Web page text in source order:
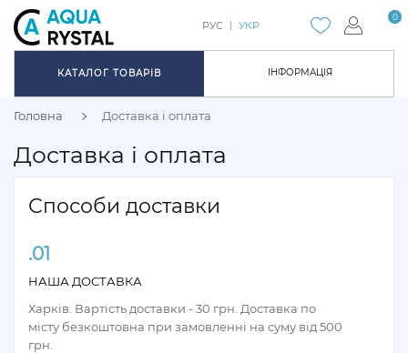
ІНФОРМАЦІЯ
0
РУС УКР
КАТАЛОГ ТОВАРІВ
Головна Доставка і оплата
Доставка і оплата
Способи доставки
.01
НАША ДОСТАВКА
Харків. Вартість доставки - 30 грн. Доставка по
місту безкоштовна при замовленні на суму від 500
грн.